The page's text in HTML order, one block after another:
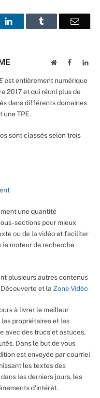
LinkedIn Email
WebsiteFacebook
est entièrement numérique
2017 et qui réuni plus de
dans différents domaines
une TPE.
sont classés selon trois
une quantité
sections pour mieux
ou de la vidéo et faciliter
moteur de recherche
plusieurs autres contenus
et la Zone Vidéo
à livrer le meilleur
propriétaires et les
avec des trucs et astuces,
Dans le but de vous
est envoyée par courriel
les textes des
les derniers jours, les
d’intérêt.